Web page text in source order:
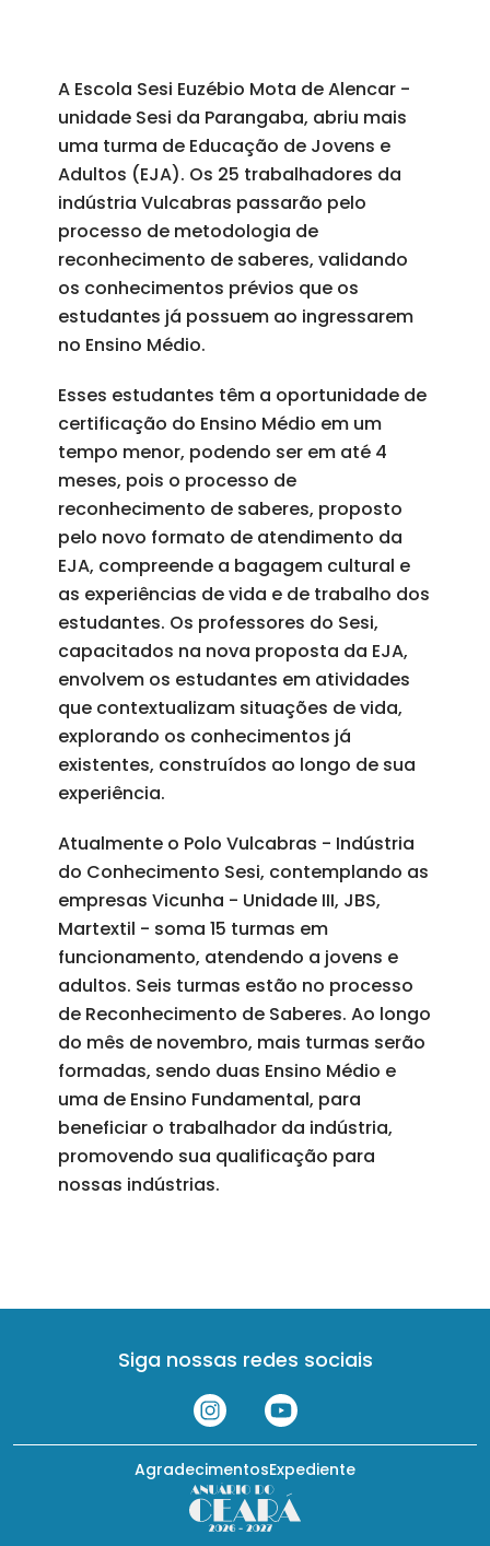
A Escola Sesi Euzébio Mota de Alencar -
unidade Sesi da Parangaba, abriu mais
uma turma de Educação de Jovens e
Adultos (EJA). Os 25 trabalhadores da
indústria Vulcabras passarão pelo
processo de metodologia de
reconhecimento de saberes, validando
os conhecimentos prévios que os
estudantes já possuem ao ingressarem
no Ensino Médio.
Esses estudantes têm a oportunidade de
certificação do Ensino Médio em um
tempo menor, podendo ser em até 4
meses, pois o processo de
reconhecimento de saberes, proposto
pelo novo formato de atendimento da
EJA, compreende a bagagem cultural e
as experiências de vida e de trabalho dos
estudantes. Os professores do Sesi,
capacitados na nova proposta da EJA,
envolvem os estudantes em atividades
que contextualizam situações de vida,
explorando os conhecimentos já
existentes, construídos ao longo de sua
experiência.
Atualmente o Polo Vulcabras - Indústria
do Conhecimento Sesi, contemplando as
empresas Vicunha - Unidade III, JBS,
Martextil - soma 15 turmas em
funcionamento, atendendo a jovens e
adultos. Seis turmas estão no processo
de Reconhecimento de Saberes. Ao longo
do mês de novembro, mais turmas serão
formadas, sendo duas Ensino Médio e
uma de Ensino Fundamental, para
beneficiar o trabalhador da indústria,
promovendo sua qualificação para
nossas indústrias.
Siga nossas redes sociais
Expediente
Agradecimentos